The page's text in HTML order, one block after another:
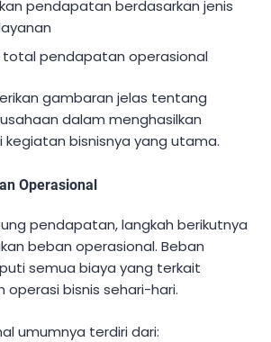
pendapatan berdasarkan jenis
total pendapatan operasional
gambaran jelas tentang
dalam menghasilkan
bisnisnya yang utama.
Operasional
pendapatan, langkah berikutnya
beban operasional. Beban
semua biaya yang terkait
operasi bisnis sehari-hari.
umumnya terdiri dari: